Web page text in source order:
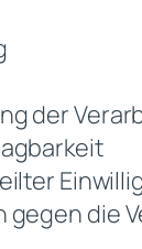
der
gegen die